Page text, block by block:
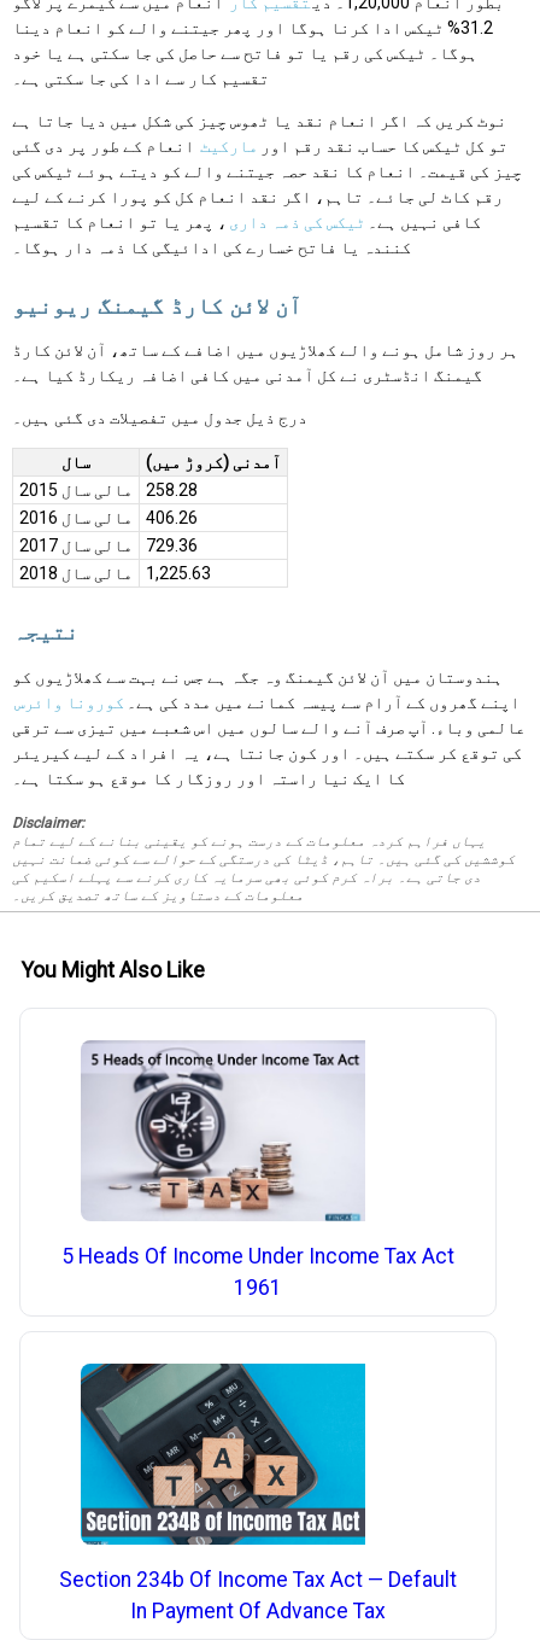
31.2% ٹیکس ادا کرنا ہوگا اور پھر جیتنے والے کو انعام دینا
ہوگا۔ ٹیکس کی رقم یا تو فاتح سے حاصل کی جا سکتی ہے یا خود
تقسیم کار سے ادا کی جا سکتی ہے۔
نوٹ کریں کہ اگر انعام نقد یا ٹھوس چیز کی شکل میں دیا جاتا ہے
تو کل ٹیکس کا حساب نقد رقم اور مارکیٹ انعام کے طور پر دی گئی
چیز کی قیمت۔ انعام کا نقد حصہ جیتنے والے کو دیتے ہوئے ٹیکس کی
رقم کاٹ لی جائے۔ تاہم، اگر نقد انعام کل کو پورا کرنے کے لیے
کافی نہیں ہے۔ ٹیکس کی ذمہ داری ، پھر یا تو انعام کا تقسیم
کنندہ یا فاتح خسارے کی ادائیگی کا ذمہ دار ہوگا۔
آن لائن کارڈ گیمنگ ریونیو
ہر روز شامل ہونے والے کھلاڑیوں میں اضافے کے ساتھ، آن لائن کارڈ
گیمنگ انڈسٹری نے کل آمدنی میں کافی اضافہ ریکارڈ کیا ہے۔
درج ذیل جدول میں تفصیلات دی گئی ہیں۔
سال
آمدنی (کروڑ میں)
مالی سال 2015
258.28
مالی سال 2016
406.26
مالی سال 2017
729.36
مالی سال 2018
1,225.63
نتیجہ
ہندوستان میں آن لائن گیمنگ وہ جگہ ہے جس نے بہت سے کھلاڑیوں کو
اپنے گھروں کے آرام سے پیسہ کمانے میں مدد کی ہے۔
کورونا وائرس
عالمی وباء. آپ صرف آنے والے سالوں میں اس شعبے میں تیزی سے ترقی
کی توقع کر سکتے ہیں۔ اور کون جانتا ہے، یہ افراد کے لیے کیریئر
کا ایک نیا راستہ اور روزگار کا موقع ہو سکتا ہے۔
Disclaimer:
یہاں فراہم کردہ معلومات کے درست ہونے کو یقینی بنانے کے لیے تمام
کوششیں کی گئی ہیں۔ تاہم، ڈیٹا کی درستگی کے حوالے سے کوئی ضمانت نہیں
دی جاتی ہے۔ براہ کرم کوئی بھی سرمایہ کاری کرنے سے پہلے اسکیم کی
معلومات کے دستاویز کے ساتھ تصدیق کریں۔
You Might Also Like
5 Heads Of Income Under Income Tax Act
1961
Section 234b Of Income Tax Act — Default
In Payment Of Advance Tax